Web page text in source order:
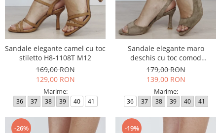
Sandale elegante camel cu toc
stiletto H8-1108T M12
169,00 RON
129,00 RON
Marime:
36 37 38 39 40 41
Sandale elegante maro
deschis cu toc comod
BYJ8618-2 M11
179,00 RON
139,00 RON
Marime:
36 37 38 39 40 41
-26% -19%